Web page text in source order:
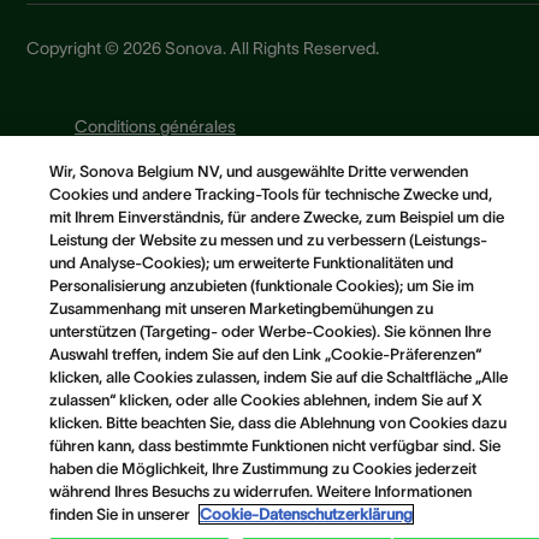
Copyright © 2026 Sonova. All Rights Reserved.
Conditions générales
Avis concernant les cookies
Web-Datenschuts und Cookie-Richtlinie
Cookie-Einstellungen
Wir, Sonova Belgium NV, und ausgewählte Dritte verwenden
Cookies und andere Tracking-Tools für technische Zwecke und,
mit Ihrem Einverständnis, für andere Zwecke, zum Beispiel um die
Leistung der Website zu messen und zu verbessern (Leistungs-
und Analyse-Cookies); um erweiterte Funktionalitäten und
Personalisierung anzubieten (funktionale Cookies); um Sie im
Zusammenhang mit unseren Marketingbemühungen zu
unterstützen (Targeting- oder Werbe-Cookies). Sie können Ihre
Auswahl treffen, indem Sie auf den Link „Cookie-Präferenzen“
klicken, alle Cookies zulassen, indem Sie auf die Schaltfläche „Alle
zulassen“ klicken, oder alle Cookies ablehnen, indem Sie auf X
klicken. Bitte beachten Sie, dass die Ablehnung von Cookies dazu
führen kann, dass bestimmte Funktionen nicht verfügbar sind. Sie
haben die Möglichkeit, Ihre Zustimmung zu Cookies jederzeit
während Ihres Besuchs zu widerrufen. Weitere Informationen
finden Sie in unserer Cookie-Datenschutzerklärung